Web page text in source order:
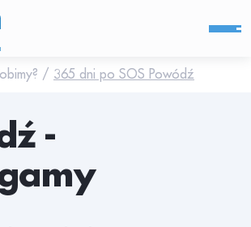
/ 365 dni po SOS Powódź
-